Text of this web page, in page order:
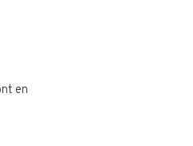
en